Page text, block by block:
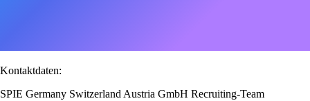
Kontaktdaten:
SPIE Germany Switzerland Austria GmbH Recruiting-Team